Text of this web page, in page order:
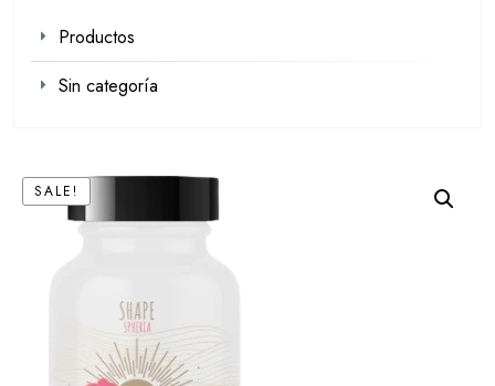
SALE!
Productos
Sin categoría